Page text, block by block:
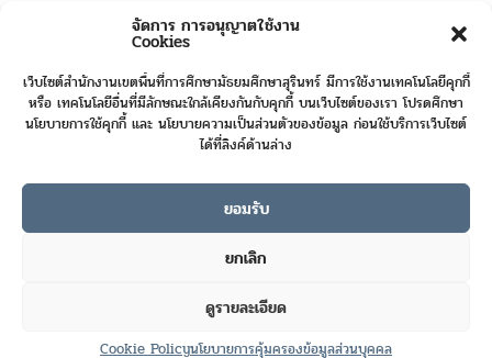
จัดการ การอนุญาตใช้งาน
Cookies
เว็บไซต์สำนักงานเขตพื้นที่การศึกษามัธยมศึกษาสุรินทร์ มีการใช้งานเทคโนโลยีคุกกี้
หรือ เทคโนโลยีอื่นที่มีลักษณะใกล้เคียงกันกับคุกกี้ บนเว็บไซต์ของเรา โปรดศึกษา
นโยบายการใช้คุกกี้ และ นโยบายความเป็นส่วนตัวของข้อมูล ก่อนใช้บริการเว็บไซต์
ได้ที่ลิงค์ด้านล่าง
ยอมรับ
ยกเลิก
ดูรายละเอียด
Cookie Policyนโยบายการคุ้มครองข้อมูลส่วนบุคคล
422846 Contact us